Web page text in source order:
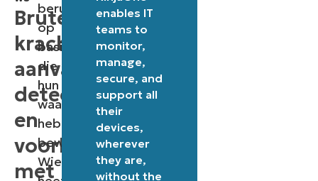
Brute
kracht
aanvallen
detecteren
en
voorkomen
met
berusten
op
basistechnieken
die
hun
waarde
hebben
bewezen.
Wie
enables IT
teams to
monitor,
manage,
secure, and
support all
their
devices,
wherever
they are,
without the